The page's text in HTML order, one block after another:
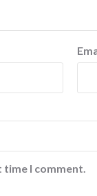
time I comment.